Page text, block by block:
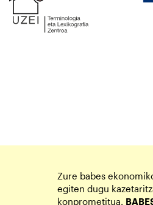
Zure babes
egiten dugu
konprometitua.